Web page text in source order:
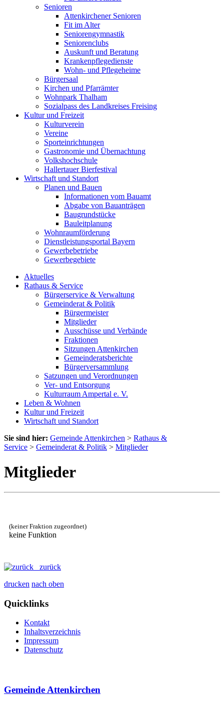
Senioren
Attenkirchener Senioren
Fit im Alter
Seniorengymnastik
Seniorenclubs
Auskunft und Beratung
Krankenpflegedienste
Wohn- und Pflegeheime
Bürgersaal
Kirchen und Pfarrämter
Wohnpark Thalham
Sozialpass des Landkreises Freising
Kultur und Freizeit
Kulturverein
Vereine
Sporteinrichtungen
Gastronomie und Übernachtung
Volkshochschule
Hallertauer Bierfestival
Wirtschaft und Standort
Planen und Bauen
Informationen vom Bauamt
Abgabe von Bauanträgen
Baugrundstücke
Bauleitplanung
Wohnraumförderung
Dienstleistungsportal Bayern
Gewerbebetriebe
Gewerbegebiete
Aktuelles
Rathaus & Service
Bürgerservice & Verwaltung
Gemeinderat & Politik
Bürgermeister
Mitglieder
Ausschüsse und Verbände
Fraktionen
Sitzungen Attenkirchen
Gemeinderatsberichte
Bürgerversammlung
Satzungen und Verordnungen
Ver- und Entsorgung
Kulturraum Ampertal e. V.
Leben & Wohnen
Kultur und Freizeit
Wirtschaft und Standort
Sie sind hier: Gemeinde Attenkirchen > Rathaus &
Service > Gemeinderat & Politik > Mitglieder
Mitglieder
(keiner Fraktion zugeordnet)
keine Funktion
zurück
drucken nach oben
Quicklinks
Kontakt
Inhaltsverzeichnis
Impressum
Datenschutz
Gemeinde Attenkirchen